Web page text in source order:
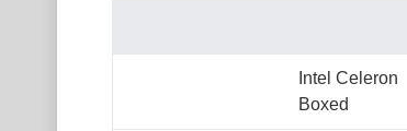
Intel Celeron
Boxed